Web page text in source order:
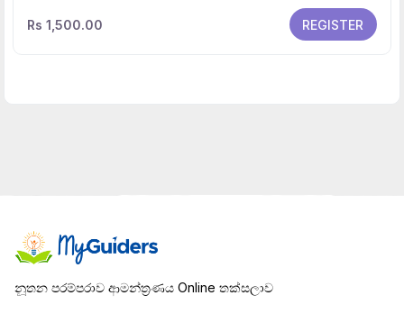
Rs 1,500.00 REGISTER
නූතන පරම්පරාව ආමන්ත්‍රණය Online තක්සලාව